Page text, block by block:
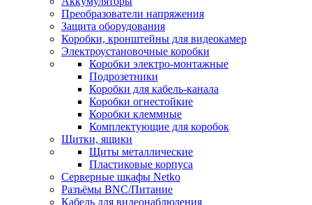
Преобразователи напряжения
Защита оборудования
Коробки, кронштейны для видеокамер
Электроустановочные коробки
Коробки электро-монтажные
Подрозетники
Коробки для кабель-канала
Коробки огнестойкие
Коробки клеммные
Комплектующие для коробок
Щитки, ящики
Щиты металлические
Пластиковые корпуса
Серверные шкафы Netko
Разъёмы BNC/Питание
Кабель для видеонаблюдения